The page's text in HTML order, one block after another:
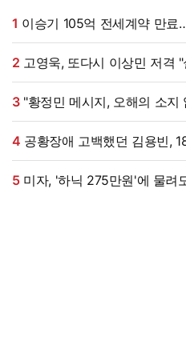
1
주면 법적 조치"
2
나중에 알고 욕해"
3"황정민 메시지, 오해의 소지 없는 불륜…A씨는 스토킹"
현직 변호사 해석 [엑's 이슈]
4
겹경사
5미자, '하닉 275만원'에 물려도 버틴다…"지금 털면 죽어"